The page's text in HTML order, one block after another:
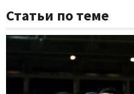
Статьи по теме